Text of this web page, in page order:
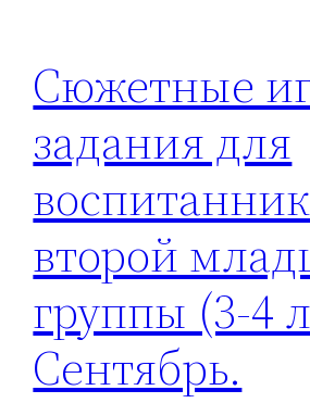
Сюжетные
задания для
второй
группы (3-4
Сентябрь.